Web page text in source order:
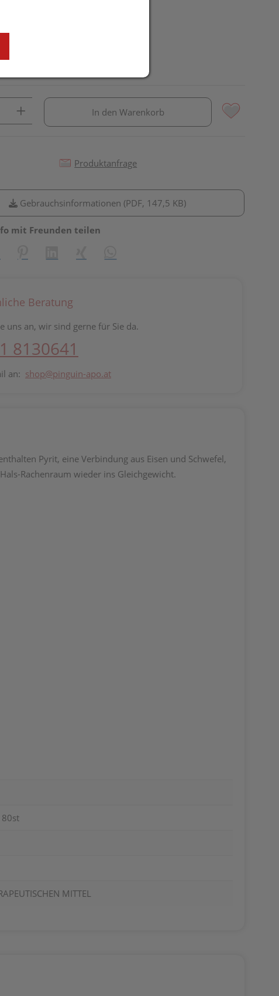
In den Warenkorb
Produktanfrage
Gebrauchsinformationen (PDF, 147,5 KB)
mit Freunden teilen
Beratung
uns an, wir sind gerne für Sie da.
8130641
an: shop@pinguin-apo.at
Pyrit, eine Verbindung aus Eisen und Schwefel,
Rachenraum wieder ins Gleichgewicht.
80st
MITTEL